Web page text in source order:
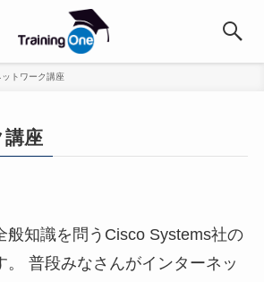
ットワーク講座
講座
般知識を問うCisco Systems社の
。 普段みなさんがインターネッ